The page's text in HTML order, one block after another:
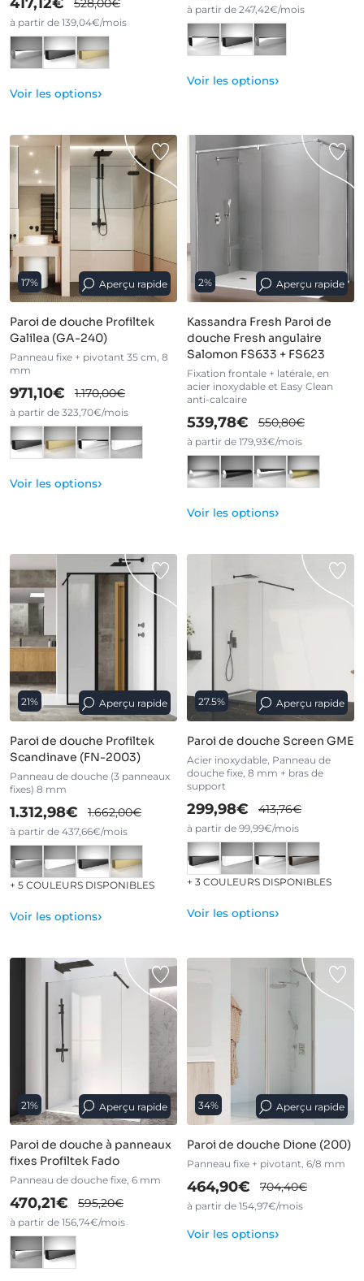
528,00€
à partir de 139,04€/mois
Voir les options›
à partir de 247,42€/mois
Voir les options›
17% Aperçu rapide
Paroi de douche Profiltek
Galilea (GA-240)
Panneau fixe + pivotant 35 cm, 8
mm
971,10€ 1.170,00€
à partir de 323,70€/mois
Voir les options›
2% Aperçu rapide
Kassandra Fresh Paroi de
douche Fresh angulaire
Salomon FS633 + FS623
Fixation frontale + latérale, en
acier inoxydable et Easy Clean
anti-calcaire
539,78€ 550,80€
à partir de 179,93€/mois
Voir les options›
21% Aperçu rapide
Paroi de douche Profiltek
Scandinave (FN-2003)
Panneau de douche (3 panneaux
fixes) 8 mm
1.312,98€ 1.662,00€
à partir de 437,66€/mois
+ 5 COULEURS DISPONIBLES
Voir les options›
27.5% Aperçu rapide
Paroi de douche Screen GME
Acier inoxydable, Panneau de
douche fixe, 8 mm + bras de
support
299,98€ 413,76€
à partir de 99,99€/mois
+ 3 COULEURS DISPONIBLES
Voir les options›
21% Aperçu rapide
Paroi de douche à panneaux
fixes Profiltek Fado
Panneau de douche fixe, 6 mm
470,21€ 595,20€
à partir de 156,74€/mois
34% Aperçu rapide
Paroi de douche Dione (200)
Panneau fixe + pivotant, 6/8 mm
464,90€ 704,40€
à partir de 154,97€/mois
Voir les options›